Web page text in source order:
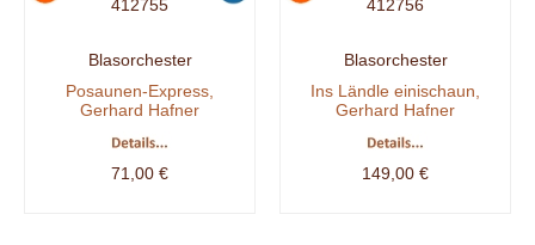
412755
Blasorchester
Posaunen-Express,
Gerhard Hafner
71,00 €
412756
Blasorchester
Ins Ländle einischaun,
Gerhard Hafner
149,00 €